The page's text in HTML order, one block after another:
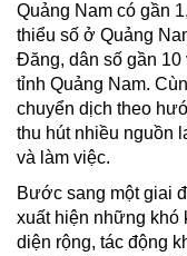
Quảng Nam có gần
thiểu số ở Quảng
Đăng, dân số gần 10
tỉnh Quảng Nam.
chuyển dịch theo
thu hút nhiều nguồn
và làm việc.
Bước sang một giai
xuất hiện những khó
diện rộng, tác động